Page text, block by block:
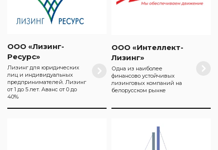
ООО «Лизинг-
Ресурс»
Лизинг для юридических
лиц и индивидуальных
предпринимателей. Лизинг
от 1 до 5 лет. Аванс от 0 до
40%
ООО «Интеллект-
Лизинг»
Одна из наиболее
финансово устойчивых
лизинговых компаний на
белорусском рынке